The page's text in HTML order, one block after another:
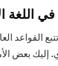
اللغة
القواعد
بعض